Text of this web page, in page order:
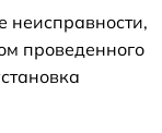
неисправности,
проведенного